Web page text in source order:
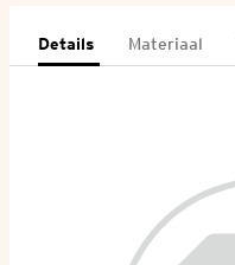
Details Materiaal